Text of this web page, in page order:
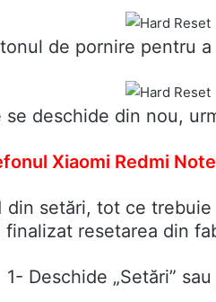
de pornire pentru a
deschide din nou,
Xiaomi Redmi
din setări, tot ce
resetarea din
1- Deschide „Setări” sau